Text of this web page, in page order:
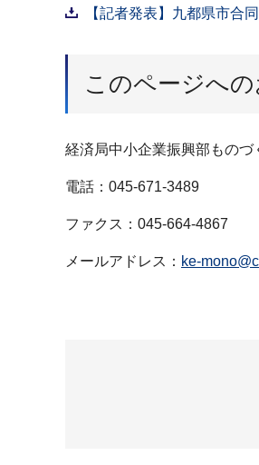
【記者発表】九都県市合
このページへ
経済局中小企業振興部ものづ
電話：045-671-3489
ファクス：045-664-4867
メールアドレス： ke-